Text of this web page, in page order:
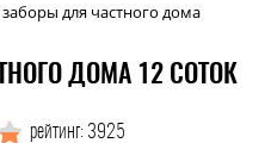
заборы для частного дома
ДОМА 12 СОТОК
рейтинг: 3925